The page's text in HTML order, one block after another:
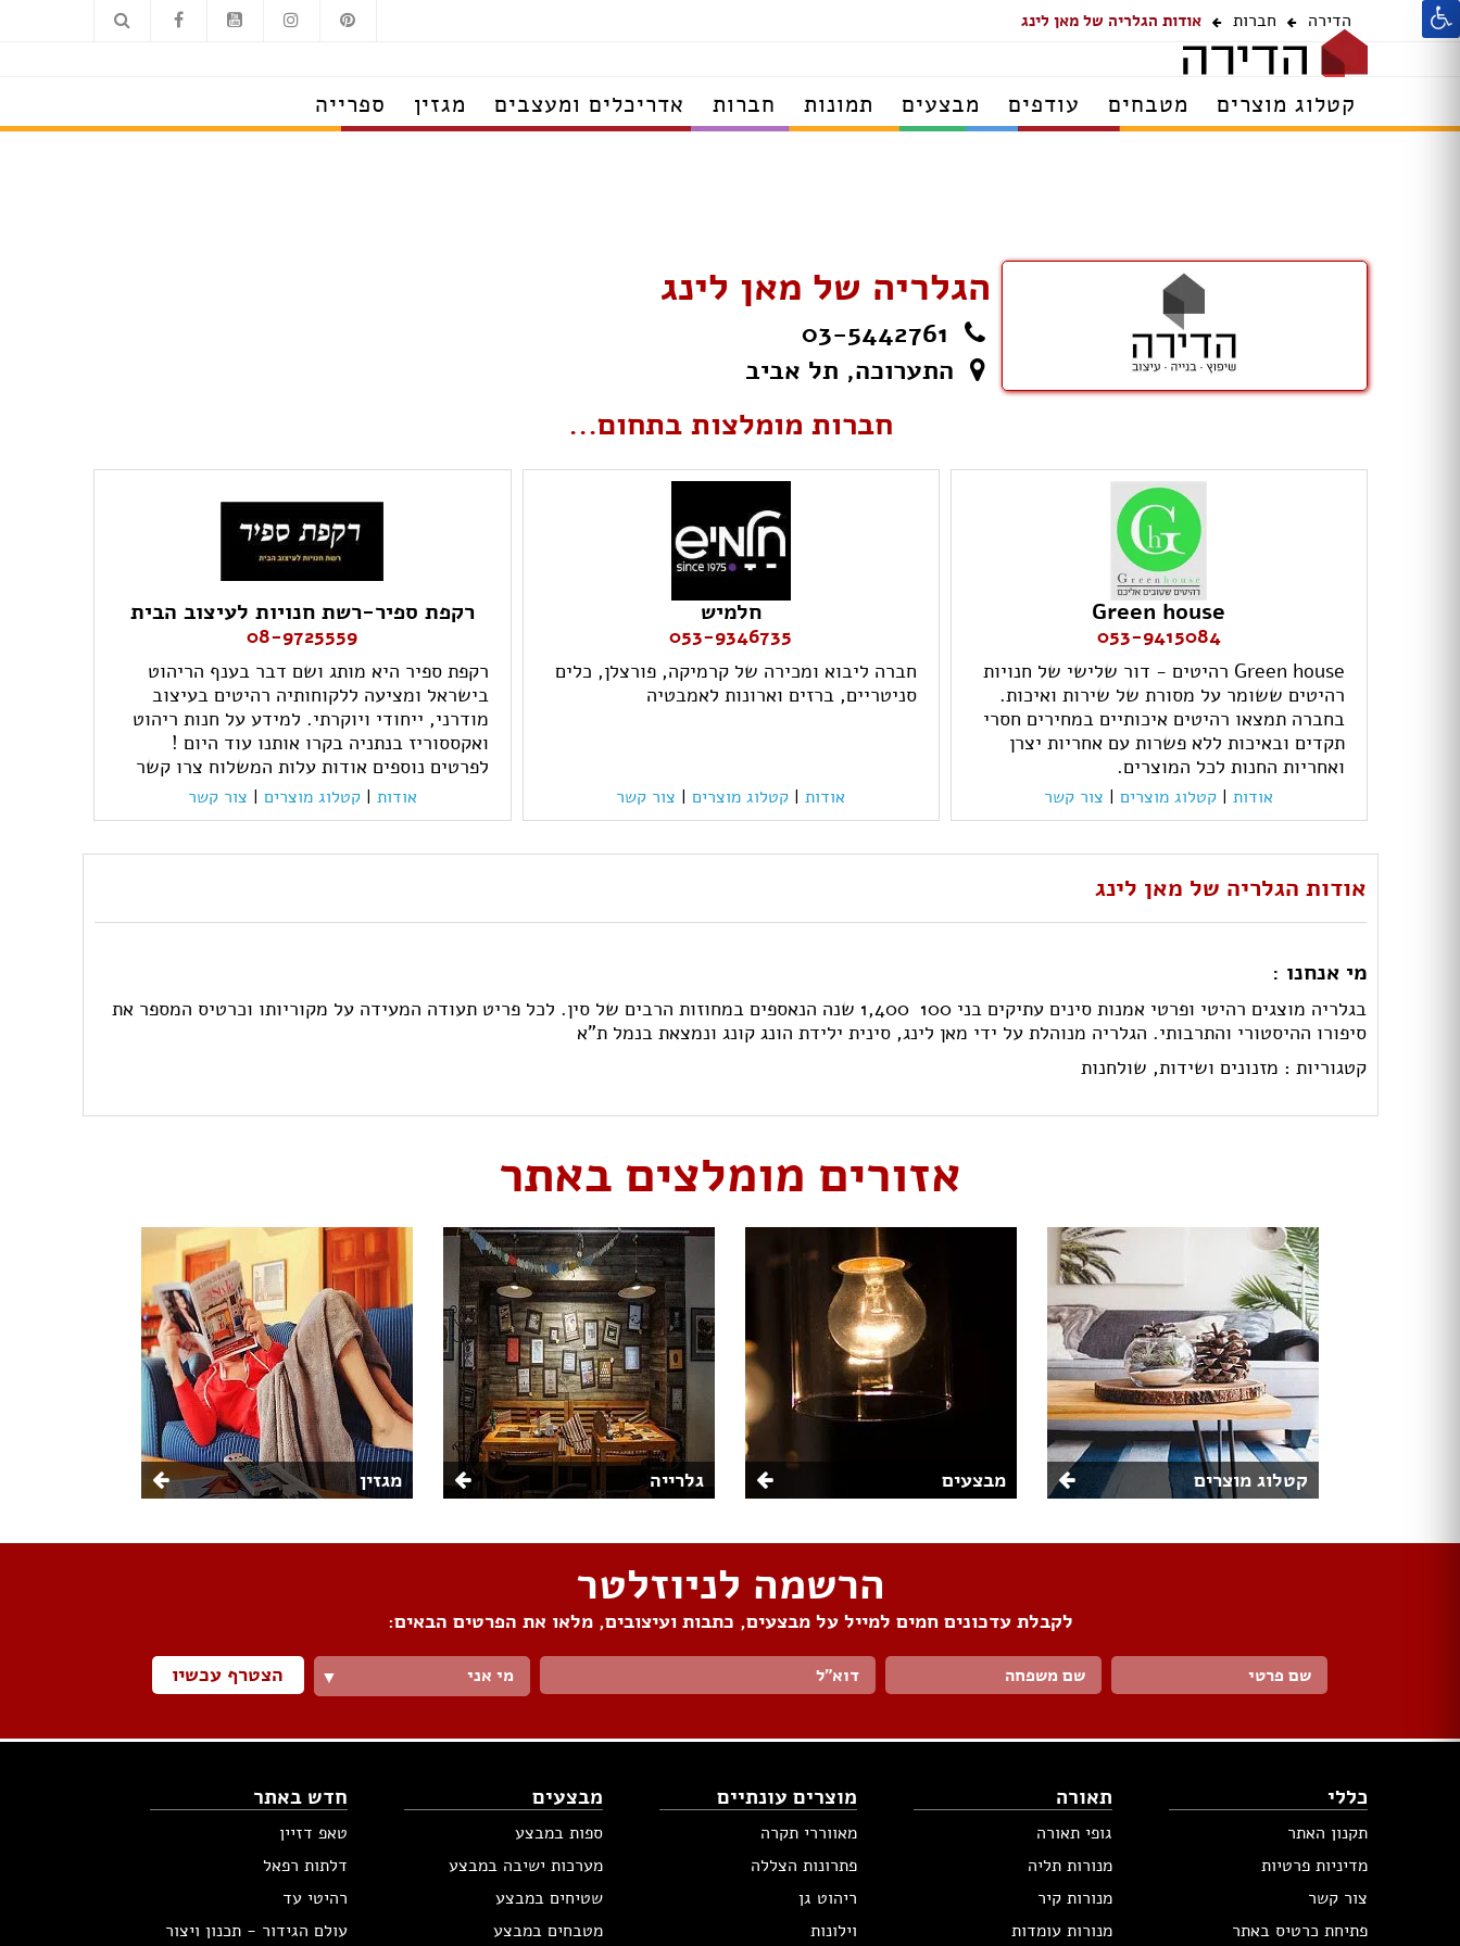
הדירה חברות אודות הגלריה של מאן לינג
קטלוג מוצרים מטבחים עודפים מבצעים תמונות חברות אדריכלים ומעצבים מגזין ספרייה
הגלריה של מאן לינג
03-5442761
התערוכה, תל אביב
חברות מומלצות בתחום...
Green house
053-9415084
Green house רהיטים - דור שלישי של חנויות
רהיטים ששומר על מסורת של שירות ואיכות.
בחברה תמצאו רהיטים איכותיים במחירים חסרי
תקדים ובאיכות ללא פשרות עם אחריות יצרן
ואחריות החנות לכל המוצרים.
אודות | קטלוג מוצרים | צור קשר
חלמיש
053-9346735
חברה ליבוא ומכירה של קרמיקה, פורצלן, כלים
סניטריים, ברזים וארונות לאמבטיה
אודות | קטלוג מוצרים | צור קשר
רקפת ספיר-רשת חנויות לעיצוב הבית
08-9725559
רקפת ספיר היא מותג ושם דבר בענף הריהוט
בישראל ומציעה ללקוחותיה רהיטים בעיצוב
מודרני, ייחודי ויוקרתי. למידע על חנות ריהוט
ואקססוריז בנתניה בקרו אותנו עוד היום !
לפרטים נוספים אודות עלות המשלוח צרו קשר
אודות | קטלוג מוצרים | צור קשר
אודות הגלריה של מאן לינג
מי אנחנו :
בגלריה מוצגים רהיטי ופרטי אמנות סינים עתיקים בני 100  1,400 שנה הנאספים במחוזות הרבים של סין. לכל פריט תעודה המעידה על מקוריותו וכרטיס המספר את
סיפורו ההיסטורי והתרבותי. הגלריה מנוהלת על ידי מאן לינג, סינית ילידת הונג קונג ונמצאת בנמל ת"א
קטגוריות : מזנונים ושידות, שולחנות
אזורים מומלצים באתר
קטלוג מוצרים מבצעים גלרייה מגזין
הרשמה לניוזלטר
לקבלת עדכונים חמים למייל על מבצעים, כתבות ועיצובים, מלאו את הפרטים הבאים:
מי אני ▼ הצטרף עכשיו
כללי
תקנון האתר
מדיניות פרטיות
צור קשר
פתיחת כרטיס באתר
תאורה
גופי תאורה
מנורות תליה
מנורות קיר
מנורות עומדות
מוצרים עונתיים
מאווררי תקרה
פתרונות הצללה
ריהוט גן
וילונות
מבצעים
ספות במבצע
מערכות ישיבה במבצע
שטיחים במבצע
מטבחים במבצע
חדש באתר
טאפ דזיין
דלתות רפאל
רהיטי עד
עולם הגידור - תכנון ויצור